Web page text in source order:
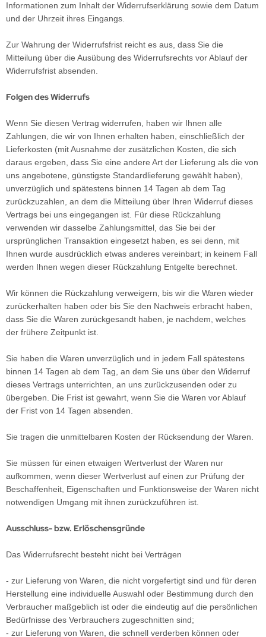
Informationen zum Inhalt der Widerrufserklärung sowie dem Datum
und der Uhrzeit ihres Eingangs.
Zur Wahrung der Widerrufsfrist reicht es aus, dass Sie die
Mitteilung über die Ausübung des Widerrufsrechts vor Ablauf der
Widerrufsfrist absenden.
Folgen des Widerrufs
Wenn Sie diesen Vertrag widerrufen, haben wir Ihnen alle
Zahlungen, die wir von Ihnen erhalten haben, einschließlich der
Lieferkosten (mit Ausnahme der zusätzlichen Kosten, die sich
daraus ergeben, dass Sie eine andere Art der Lieferung als die von
uns angebotene, günstigste Standardlieferung gewählt haben),
unverzüglich und spätestens binnen 14 Tagen ab dem Tag
zurückzuzahlen, an dem die Mitteilung über Ihren Widerruf dieses
Vertrags bei uns eingegangen ist. Für diese Rückzahlung
verwenden wir dasselbe Zahlungsmittel, das Sie bei der
ursprünglichen Transaktion eingesetzt haben, es sei denn, mit
Ihnen wurde ausdrücklich etwas anderes vereinbart; in keinem Fall
werden Ihnen wegen dieser Rückzahlung Entgelte berechnet.
Wir können die Rückzahlung verweigern, bis wir die Waren wieder
zurückerhalten haben oder bis Sie den Nachweis erbracht haben,
dass Sie die Waren zurückgesandt haben, je nachdem, welches
der frühere Zeitpunkt ist.
Sie haben die Waren unverzüglich und in jedem Fall spätestens
binnen 14 Tagen ab dem Tag, an dem Sie uns über den Widerruf
dieses Vertrags unterrichten, an uns zurückzusenden oder zu
übergeben. Die Frist ist gewahrt, wenn Sie die Waren vor Ablauf
der Frist von 14 Tagen absenden.
Sie tragen die unmittelbaren Kosten der Rücksendung der Waren.
Sie müssen für einen etwaigen Wertverlust der Waren nur
aufkommen, wenn dieser Wertverlust auf einen zur Prüfung der
Beschaffenheit, Eigenschaften und Funktionsweise der Waren nicht
notwendigen Umgang mit ihnen zurückzuführen ist.
Ausschluss- bzw. Erlöschensgründe
Das Widerrufsrecht besteht nicht bei Verträgen
- zur Lieferung von Waren, die nicht vorgefertigt sind und für deren
Herstellung eine individuelle Auswahl oder Bestimmung durch den
Verbraucher maßgeblich ist oder die eindeutig auf die persönlichen
Bedürfnisse des Verbrauchers zugeschnitten sind;
- zur Lieferung von Waren, die schnell verderben können oder